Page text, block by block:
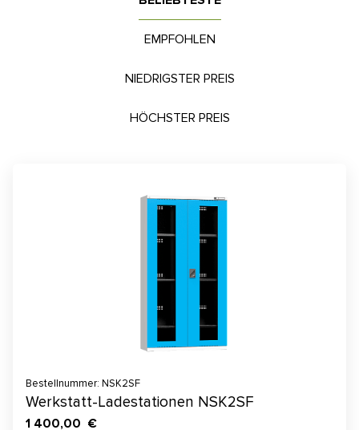
EMPFOHLEN
NIEDRIGSTER PREIS
HÖCHSTER PREIS
Bestellnummer: NSK2SF
Werkstatt-Ladestationen NSK2SF
1 400,00 €